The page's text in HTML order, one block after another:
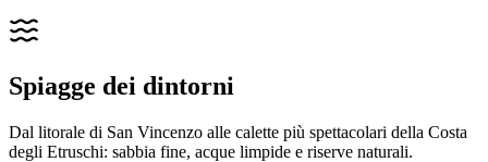
Spiagge dei dintorni
Dal litorale di San Vincenzo alle calette più spettacolari della Costa
degli Etruschi: sabbia fine, acque limpide e riserve naturali.